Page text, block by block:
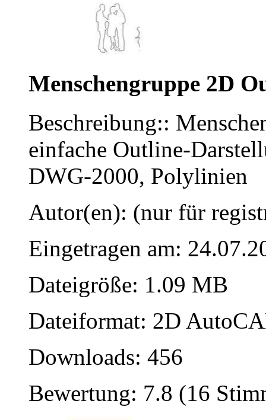
Menschengruppe 2D
Beschreibung::
einfache Outline-
DWG-2000, Polylinien
Autor(en): (nur für
Eingetragen am:
Dateigröße: 1.09 MB
Dateiformat: 2D
Downloads: 456
Bewertung: 7.8 (16